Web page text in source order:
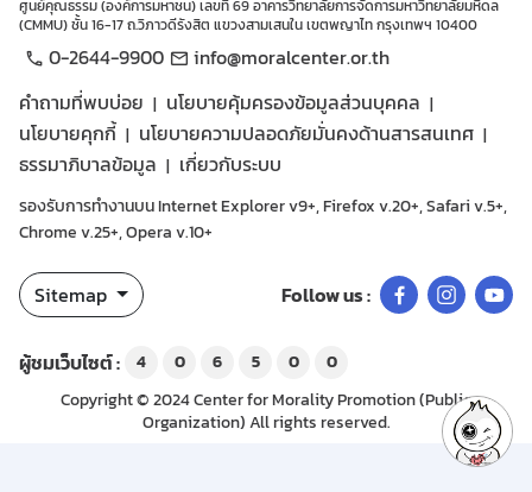
ศูนย์คุณธรรม (องค์การมหาชน) เลขที่ 69 อาคารวิทยาลัยการจัดการมหาวิทยาลัยมหิดล
(CMMU) ชั้น 16-17 ถ.วิภาวดีรังสิต แขวงสามเสนใน เขตพญาไท กรุงเทพฯ 10400
0-2644-9900
info@moralcenter.or.th
คำถามที่พบบ่อย
นโยบายคุ้มครองข้อมูลส่วนบุคคล
นโยบายคุกกี้
นโยบายความปลอดภัยมั่นคงด้านสารสนเทศ
ธรรมาภิบาลข้อมูล
เกี่ยวกับระบบ
รองรับการทำงานบน Internet Explorer v9+, Firefox v.20+, Safari v.5+,
Chrome v.25+, Opera v.10+
Sitemap Follow us :
ผู้ชมเว็บไซต์ : 4 0 6 5 0
0
Copyright © 2024 Center for Morality Promotion (Public
Organization) All rights reserved.